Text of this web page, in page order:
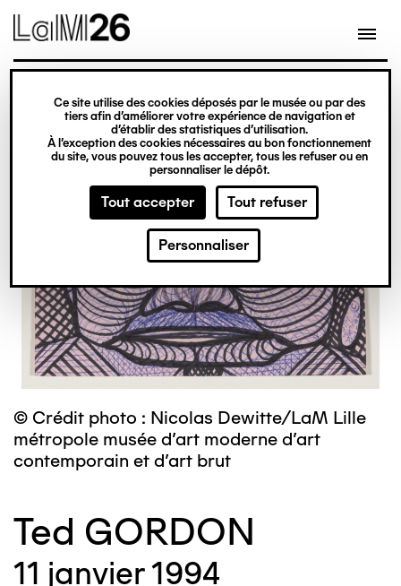
Gestion des cookies
Ce site utilise des cookies déposés par le musée ou par des
tiers afin d’améliorer votre expérience de navigation et
d’établir des statistiques d’utilisation.
À l’exception des cookies nécessaires au bon fonctionnement
du site, vous pouvez tous les accepter, tous les refuser ou en
personnaliser le dépôt.
Tout accepter Tout refuser
Personnaliser
contenu
© Crédit photo : Nicolas Dewitte/LaM Lille
métropole musée d’art moderne d’art
contemporain et d’art brut
Ted GORDON
11 janvier 1994